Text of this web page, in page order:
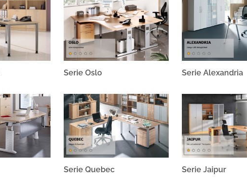
bereits komplett verleimt
werden.
Information:Lieferung und
MARKE / HERSTELLER:
HAMMERBACHER GmbH
Ernteweg 11 | D-92318 Neumarkt
Serie Oslo Serie Alexandria
Serie Quebec Serie Jaipur